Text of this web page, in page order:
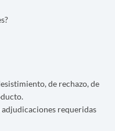
de rechazo, de
requeridas